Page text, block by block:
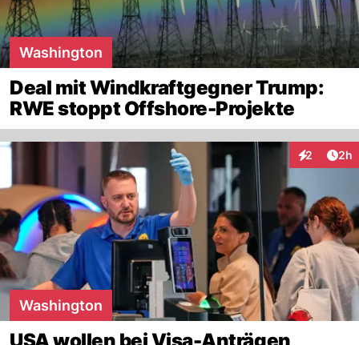
Washington
Deal mit Windkraftgegner Trump:
RWE stoppt Offshore-Projekte
2 2h
Washington